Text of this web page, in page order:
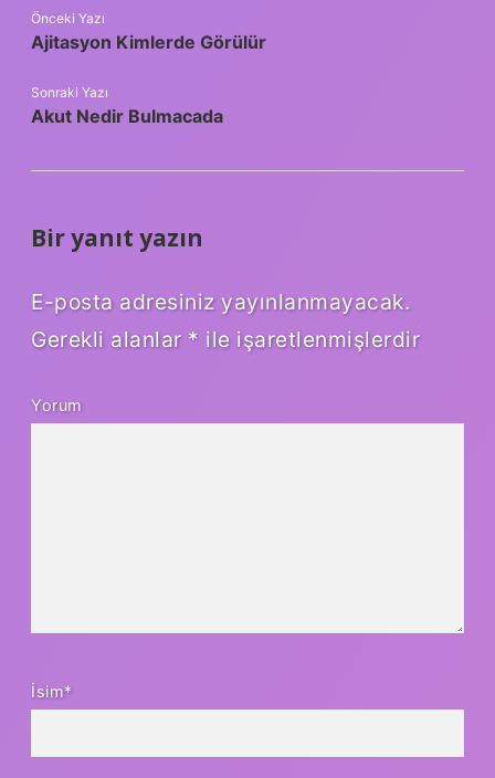
Önceki Yazı
Ajitasyon Kimlerde Görülür
Sonraki Yazı
Akut Nedir Bulmacada
Bir yanıt yazın
E-posta adresiniz yayınlanmayacak.
Gerekli alanlar * ile işaretlenmişlerdir
Yorum
İsim*